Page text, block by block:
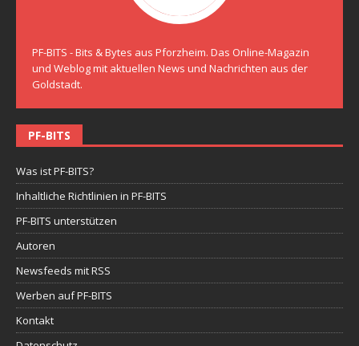
PF-BITS - Bits & Bytes aus Pforzheim. Das Online-Magazin
und Weblog mit aktuellen News und Nachrichten aus der
Goldstadt.
PF-BITS
Was ist PF-BITS?
Inhaltliche Richtlinien in PF-BITS
PF-BITS unterstützen
Autoren
Newsfeeds mit RSS
Werben auf PF-BITS
Kontakt